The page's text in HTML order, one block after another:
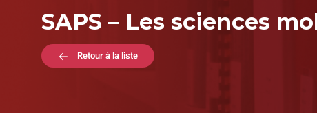
SAPS – Les sciences
Retour à la liste